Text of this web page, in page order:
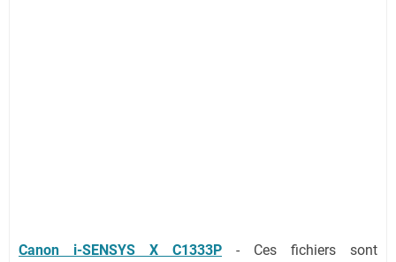
Canon i-SENSYS X C1333P - Ces fichiers sont